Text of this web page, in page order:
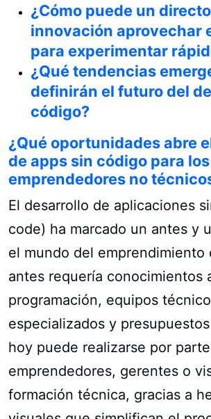
¿Cómo puede un
innovación aprovechar
para experimentar
¿Qué tendencias
definirán el futuro del
código?
¿Qué oportunidades abre
de apps sin código para los
emprendedores no
El desarrollo de aplicaciones
code) ha marcado un antes y
el mundo del emprendimiento
antes requería conocimientos
programación, equipos
especializados y
hoy puede realizarse por
emprendedores, gerentes o
formación técnica, gracias a